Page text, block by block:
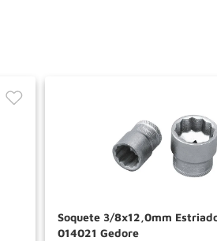
Soquete 3/8x12,0mm
014021 Gedore